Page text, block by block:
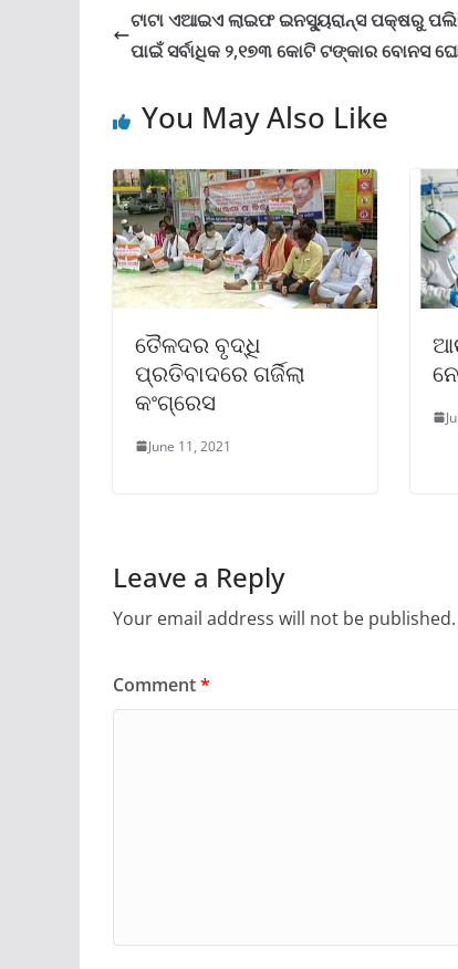
ଟାଟା ଏଆଇଏ ଲାଇଫ ଇନସ୍ୟୁରାନ୍ସ ପକ୍ଷରୁ
ପାଇଁ ସର୍ବାଧିକ ୨,୧୭୩ କୋଟି ଟଙ୍କାର ବୋନସ
You May Also Like
ତୈଳଦର ବୃଦ୍ଧି
ପ୍ରତିବାଦରେ ଗର୍ଜିଲା
କଂଗ୍ରେସ
June 11, 2021
Leave a Reply
Your email address will not be published.
Comment*